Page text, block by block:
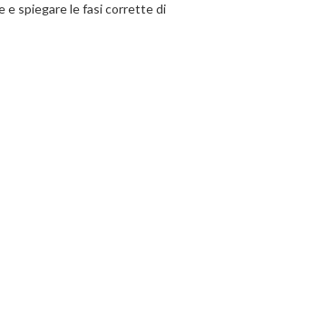
e spiegare le fasi corrette di